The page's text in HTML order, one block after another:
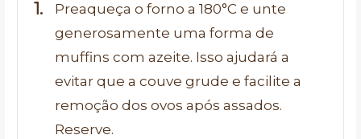
Preaqueça o forno a 180°C e unte
generosamente uma forma de
muffins com azeite. Isso ajudará a
evitar que a couve grude e facilite a
remoção dos ovos após assados.
Reserve.